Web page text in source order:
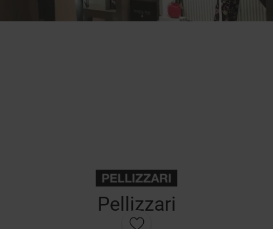
Pellizzari